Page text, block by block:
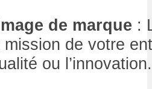
de marque :
de votre
ou l’innovation.